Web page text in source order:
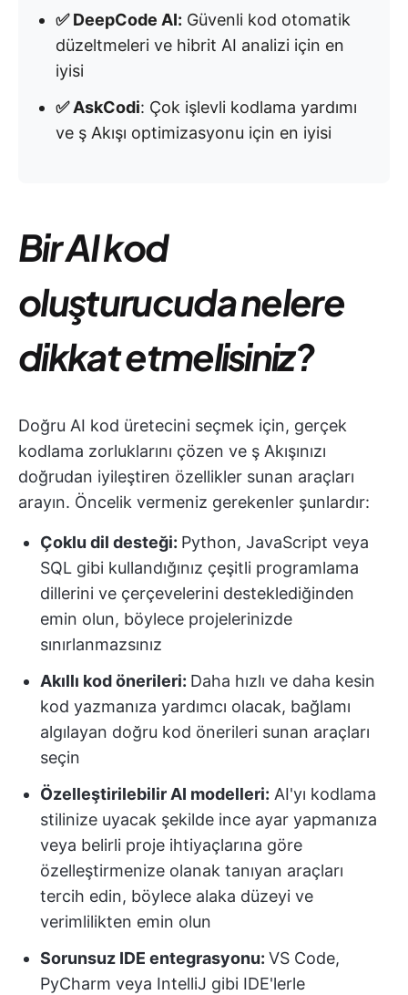
✅ DeepCode AI: Güvenli kod otomatik
düzeltmeleri ve hibrit AI analizi için en
iyisi
✅ AskCodi: Çok işlevli kodlama yardımı
ve ş Akışı optimizasyonu için en iyisi
Bir AI kod
oluşturucuda nelere
dikkat etmelisiniz?
Doğru AI kod üretecini seçmek için, gerçek
kodlama zorluklarını çözen ve ş Akışınızı
doğrudan iyileştiren özellikler sunan araçları
arayın. Öncelik vermeniz gerekenler şunlardır:
Çoklu dil desteği: Python, JavaScript veya
SQL gibi kullandığınız çeşitli programlama
dillerini ve çerçevelerini desteklediğinden
emin olun, böylece projelerinizde
sınırlanmazsınız
Akıllı kod önerileri: Daha hızlı ve daha kesin
kod yazmanıza yardımcı olacak, bağlamı
algılayan doğru kod önerileri sunan araçları
seçin
Özelleştirilebilir AI modelleri: AI'yı kodlama
stilinize uyacak şekilde ince ayar yapmanıza
veya belirli proje ihtiyaçlarına göre
özelleştirmenize olanak tanıyan araçları
tercih edin, böylece alaka düzeyi ve
verimlilikten emin olun
Sorunsuz IDE entegrasyonu: VS Code,
PyCharm veya IntelliJ gibi IDE'lerle